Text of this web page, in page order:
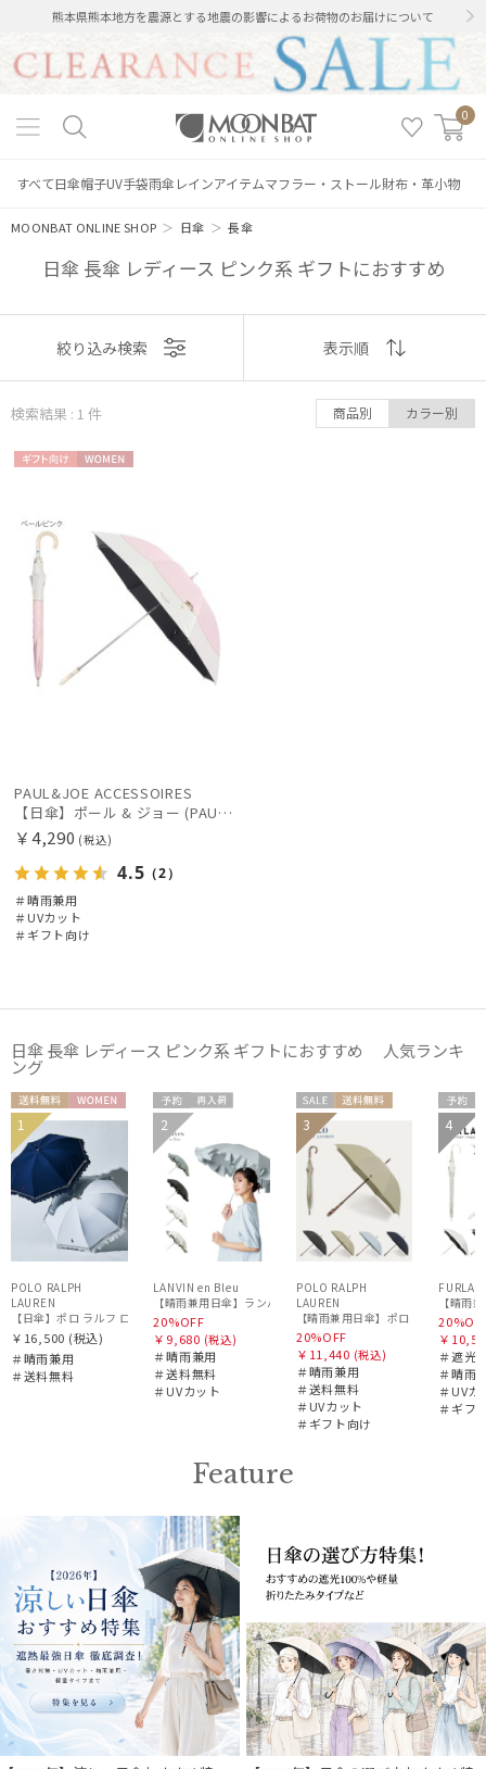
熊本県熊本地方を震源とする地震の影響によるお荷物のお届けについて
0
すべて日傘帽子UV手袋雨傘 レインアイテムマフラー・ストール財布・革小物
MOONBAT ONLINE SHOP ＞ 日傘 ＞長傘
日傘 長傘 レディース ピンク系 ギフトにおすすめ
カテゴリー
帽子
手袋・アームカバー
価格・割引率
在庫表示
表示
おすすめ
価格の高い
順
価格の低い
順
絞り込み検索 表示順
検索結果 : 1 件 商品別 カラー別
PAUL&JOE ACCESSOIRES
【日傘】ポール & ジョー (PAUL & JOE ACCESSOIRES) スウィングヌネット 長傘 レディース 雨の日OK 一級遮光 遮熱 UV
￥4,290 (税込)
4.5 （2）
＃晴雨兼用
＃UVカット
＃ギフト向け
日傘 長傘 レディース ピンク系 ギフトにおすすめ 人気ランキ
ング
送料無
料
WOME
N
1
POLO RALPH
LAUREN
￥16,500 (税込)
＃晴雨兼用
＃送料無料
予約 再入
荷
セー
ル
料
WOME
2
LANVIN en Bleu
20%OFF
￥9,680 (税込)
＃晴雨兼用
＃送料無料
＃UVカット
セー
ル
送料無
料
ギフト
向け
WOME
N
3
POLO RALPH
LAUREN
【晴雨兼用日傘】ポロ ラルフ ロ
20%OFF
￥11,440 (税込)
＃晴雨兼用
＃送料無料
＃UVカット
＃ギフト向け
予約
ギフト
向け
N
4
FURLA
【晴雨
￥
＃遮光
＃晴雨
＃UVカ
＃ギフ
Feature